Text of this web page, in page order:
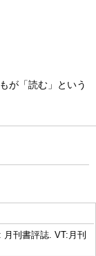
が「読む」という
刊書評誌. VT:月刊